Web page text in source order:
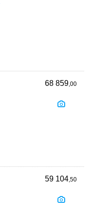
68 859,00
59 104,50